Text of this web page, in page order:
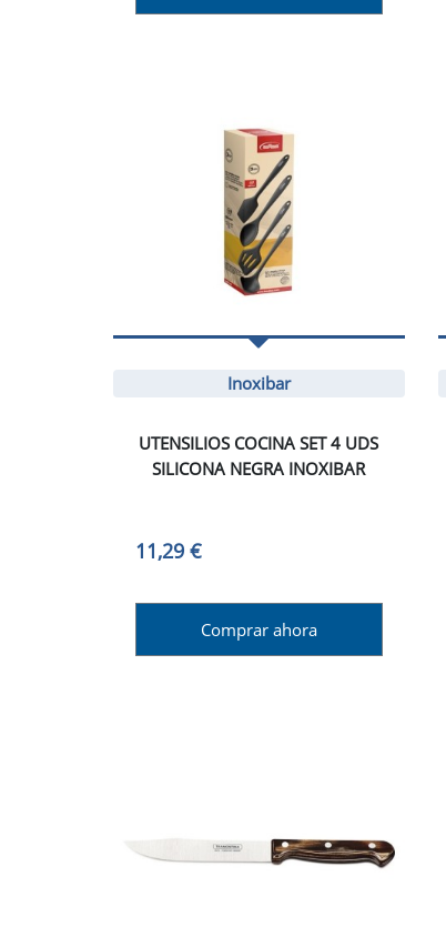
Inoxibar
UTENSILIOS COCINA SET 4 UDS
SILICONA NEGRA INOXIBAR
11,29 €
Comprar ahora